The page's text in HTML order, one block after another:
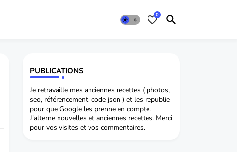
0
PUBLICATIONS
Je retravaille mes anciennes recettes ( photos,
seo, référencement, code json ) et les republie
pour que Google les prenne en compte.
J'alterne nouvelles et anciennes recettes. Merci
pour vos visites et vos commentaires.